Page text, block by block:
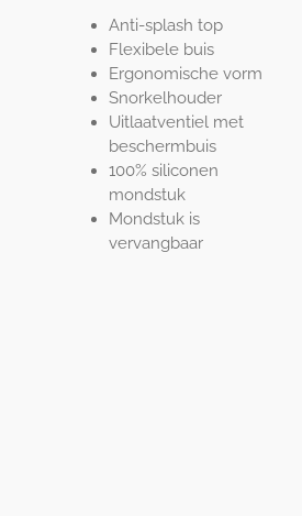
Anti-splash top
Flexibele buis
Ergonomische vorm
Snorkelhouder
Uitlaatventiel met
beschermbuis
100% siliconen
mondstuk
Mondstuk is
vervangbaar